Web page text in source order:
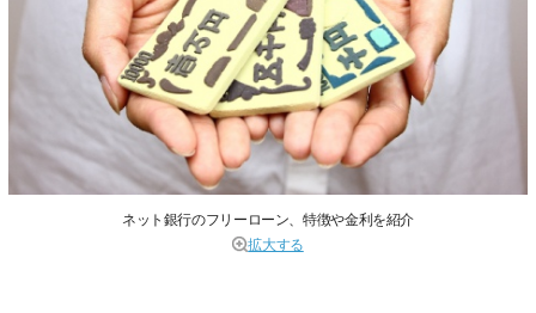
ネット銀行のフリーローン、特徴や金利を紹介
拡大する